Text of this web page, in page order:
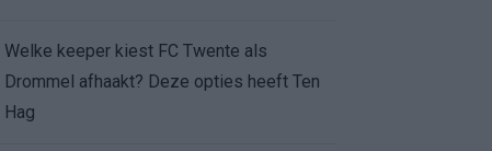
Welke keeper kiest FC Twente als
Drommel afhaakt? Deze opties heeft Ten
Hag